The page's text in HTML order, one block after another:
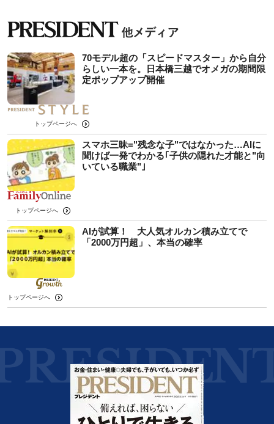
70モデル超の「スピードマスター」から自分
らしい一本を。日本橋三越でオメガの期間限
定ポップアップ開催
トップページへ
スマホ三昧="残念な子"ではなかった…AIに
聞けば一発でわかる｢子供の隠れた才能と"向
いている職業"｣
トップページへ
AIが試算！ 大人気オルカン積み立てで
「2000万円超」、本当の確率
トップページへ